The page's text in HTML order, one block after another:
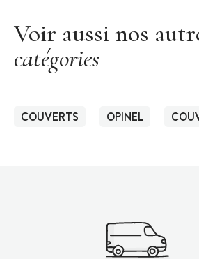
Voir aussi nos
catégories
COUVERTS OPINEL